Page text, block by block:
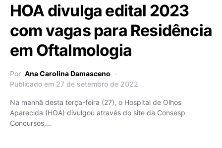
HOA divulga edital 2023
com vagas para Residência
em Oftalmologia
Por Ana Carolina Damasceno
Publicado em 27 de setembro de 2022
Na manhã desta terça-feira (27), o Hospital de Olhos
Aparecida (HOA) divulgou através do site da Consesp
Concursos,…